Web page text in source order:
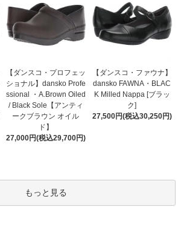
【ダンスコ・プロフェッ
ショナル】dansko Profe
ssional ・A.Brown Oiled
/ Black Sole【アンティ
ークブラウン オイル
ド】
27,000円(税込29,700円)
【ダンスコ・ファウナ】
dansko FAWNA・BLAC
K Milled Nappa [ブラッ
ク]
27,500円(税込30,250円)
もっと見る